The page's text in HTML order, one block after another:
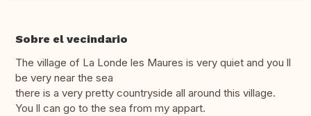
Sobre el vecindario
The village of La Londe les Maures is very quiet and you ll
be very near the sea
there is a very pretty countryside all around this village.
You ll can go to the sea from my appart.